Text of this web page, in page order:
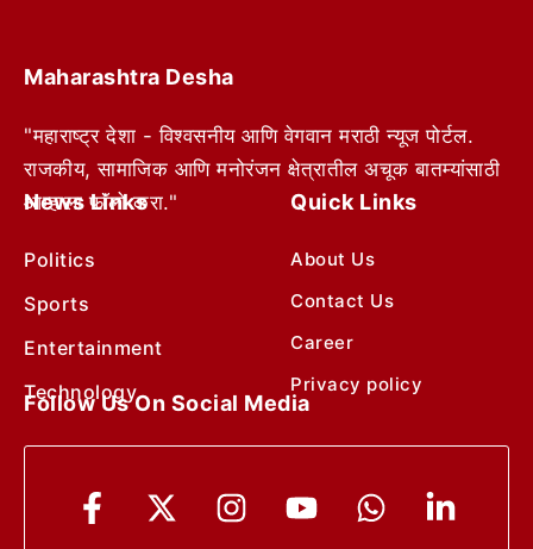
Maharashtra Desha
"महाराष्ट्र देशा - विश्वसनीय आणि वेगवान मराठी न्यूज पोर्टल.
राजकीय, सामाजिक आणि मनोरंजन क्षेत्रातील अचूक बातम्यांसाठी
आम्हाला फॉलो करा."
News Links
Politics
Sports
Entertainment
Technology
Quick Links
About Us
Contact Us
Career
Privacy policy
Follow Us On Social Media